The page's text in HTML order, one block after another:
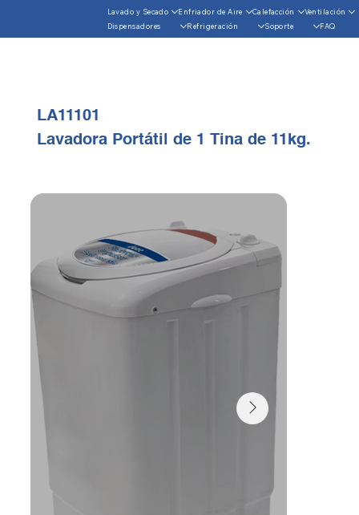
Lavado y Secado Enfriador de Aire Calefacción
Ventilación
Dispensadores
Refrigeración Soporte FAQ
LA11101
Lavadora Portátil de 1 Tina de 11kg.